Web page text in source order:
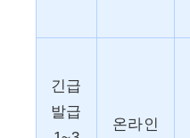
긴급
발급
온라인